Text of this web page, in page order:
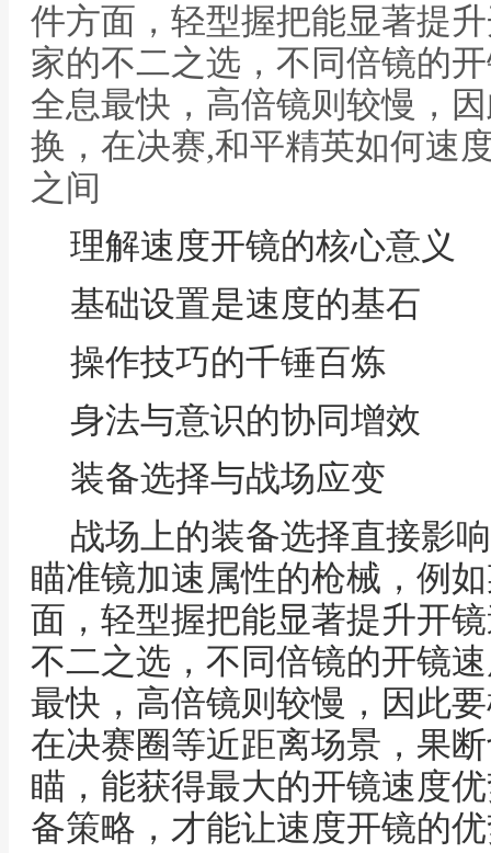
件方面，轻型握把能显著提
家的不二之选，不同倍镜的
全息最快，高倍镜则较慢，
换，在决赛,和平精英如何速
之间
理解速度开镜的核心意义
基础设置是速度的基石
操作技巧的千锤百炼
身法与意识的协同增效
装备选择与战场应变
战场上的装备选择直接影
瞄准镜加速属性的枪械，例
面，轻型握把能显著提升开
不二之选，不同倍镜的开镜
最快，高倍镜则较慢，因此
在决赛圈等近距离场景，果
瞄，能获得最大的开镜速度
备策略，才能让速度开镜的